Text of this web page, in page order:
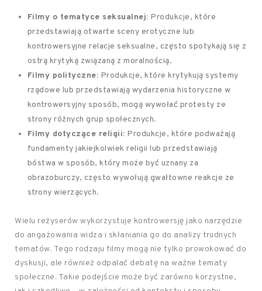
Filmy o tematyce seksualnej: Produkcje, które
przedstawiają otwarte sceny erotyczne lub
kontrowersyjne relacje seksualne, często spotykają się z
ostrą krytyką związaną z moralnością.
Filmy polityczne: Produkcje, które krytykują systemy
rządowe lub przedstawiają wydarzenia historyczne w
kontrowersyjny sposób, mogą wywołać protesty ze
strony różnych grup społecznych.
Filmy dotyczące religii: Produkcje, które podważają
fundamenty jakiejkolwiek religii lub przedstawiają
bóstwa w sposób, który może być uznany za
obrazoburczy, często wywołują gwałtowne reakcje ze
strony wierzących.
Wielu reżyserów wykorzystuje kontrowersję jako narzędzie
do angażowania widza i skłaniania go do analizy trudnych
tematów. Tego rodzaju filmy mogą nie tylko prowokować do
dyskusji, ale również odpalać debatę na ważne tematy
społeczne. Takie podejście może być zarówno korzystne,